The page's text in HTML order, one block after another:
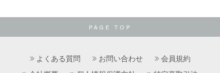
PAGE TOP
よくある質問 お問い合わせ
会員規約